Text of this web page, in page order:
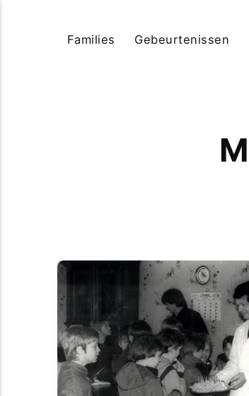
Families Gebeurtenissen